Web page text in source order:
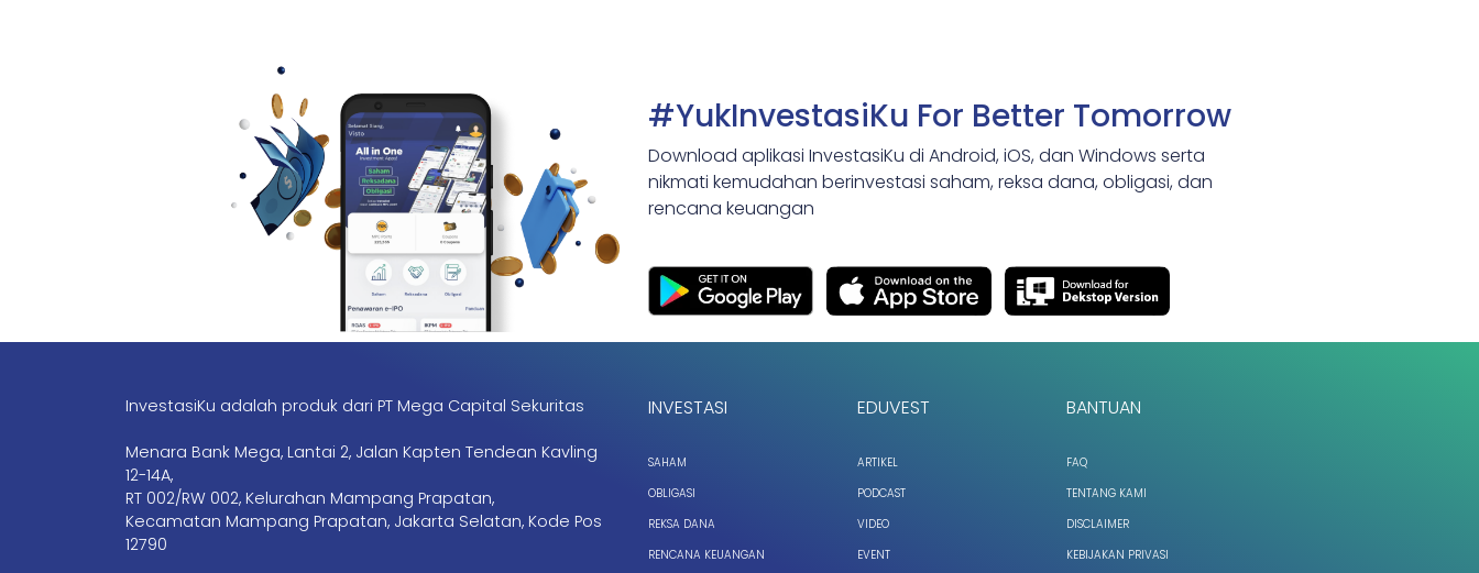
#YukInvestasiKu For Better Tomorrow
Download aplikasi InvestasiKu di Android, iOS, dan Windows serta
nikmati kemudahan berinvestasi saham, reksa dana, obligasi, dan
rencana keuangan
InvestasiKu adalah produk dari PT Mega Capital Sekuritas
Menara Bank Mega, Lantai 2, Jalan Kapten Tendean Kavling
12-14A,
RT 002/RW 002, Kelurahan Mampang Prapatan,
Kecamatan Mampang Prapatan, Jakarta Selatan, Kode Pos
12790
INVESTASI
SAHAM
OBLIGASI
REKSA DANA
RENCANA KEUANGAN
EDUVEST
ARTIKEL
PODCAST
VIDEO
EVENT
BANTUAN
FAQ
TENTANG KAMI
DISCLAIMER
KEBIJAKAN PRIVASI